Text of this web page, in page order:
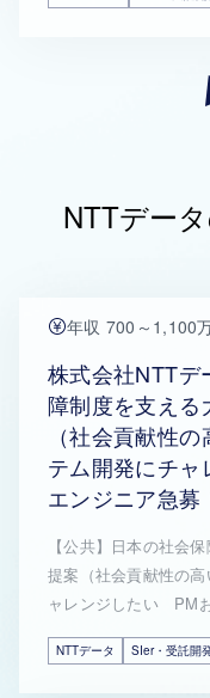
NTTデー
年収 700～1,100
株式会社NTTデ
障制度を支える
（社会貢献性
テム開発にチ
エンジニア急募
【公共】日本の社会
提案（社会貢献性の
ャレンジしたい PM
NTTデータ SIer・受託開